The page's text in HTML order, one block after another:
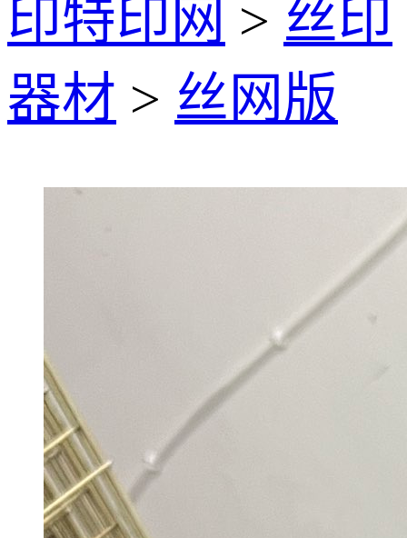
印特印网 > 丝印
器材 > 丝网版